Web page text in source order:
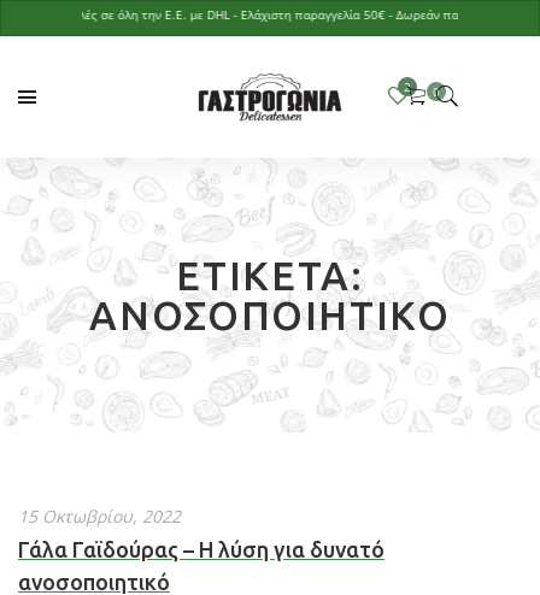
Αποστολές σε όλη την Ε.Ε. με DHL - Ελάχιστη παραγγελία 50€ - Δωρεάν παράδοση με
ΕΤΙΚΈΤΑ:
ΑΝΟΣΟΠΟΙΗΤΙΚΌ
15 Οκτωβρίου, 2022
Γάλα Γαϊδούρας – Η λύση για δυνατό
ανοσοποιητικό